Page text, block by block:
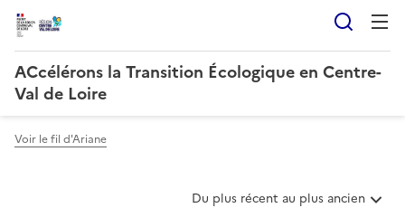
ACcélérons la Transition Écologique en Centre-
Val de Loire
Voir le fil d'Ariane
T
Du plus récent au plus ancien